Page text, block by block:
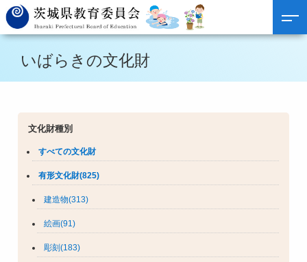
いばらきの文化財
文化財種別
すべての文化財
有形文化財(825)
建造物(313)
絵画(91)
彫刻(183)